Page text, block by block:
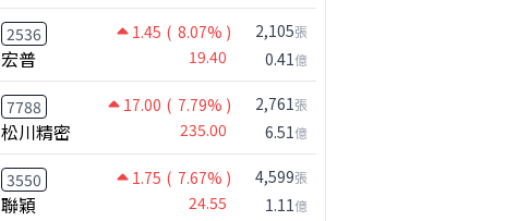
2536 1.45 ( 8.07% )
宏普 19.40
2,105張
0.41億
7788 17.00 ( 7.79% )
松川精密 235.00
2,761張
6.51億
3550 1.75 ( 7.67% )
聯穎 24.55
4,599張
1.11億